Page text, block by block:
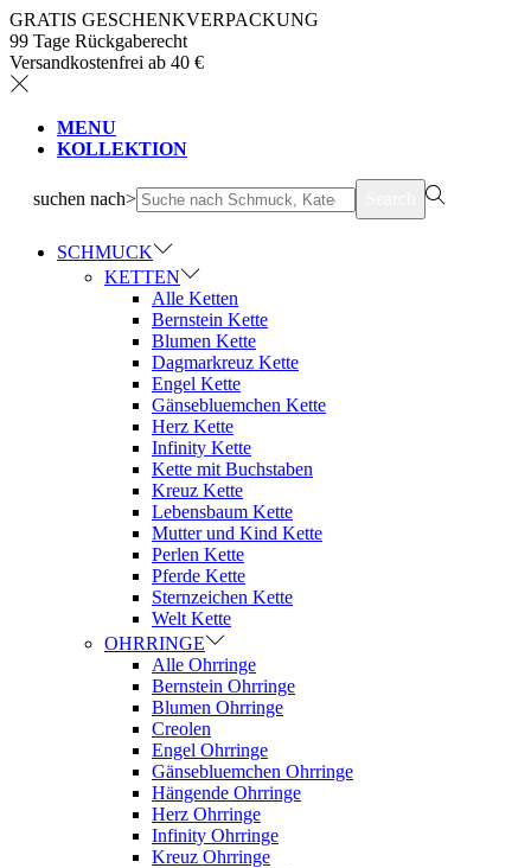
GRATIS GESCHENKVERPACKUNG
99 Tage Rückgaberecht
Versandkostenfrei ab 40 €
MENU
KOLLEKTION
suchen nach>
SCHMUCK
KETTEN
Alle Ketten
Bernstein Kette
Blumen Kette
Dagmarkreuz Kette
Engel Kette
Gänsebluemchen Kette
Herz Kette
Infinity Kette
Kette mit Buchstaben
Kreuz Kette
Lebensbaum Kette
Mutter und Kind Kette
Perlen Kette
Pferde Kette
Sternzeichen Kette
Welt Kette
OHRRINGE
Alle Ohrringe
Bernstein Ohrringe
Blumen Ohrringe
Creolen
Engel Ohrringe
Gänsebluemchen Ohrringe
Hängende Ohrringe
Herz Ohrringe
Infinity Ohrringe
Kreuz Ohrringe